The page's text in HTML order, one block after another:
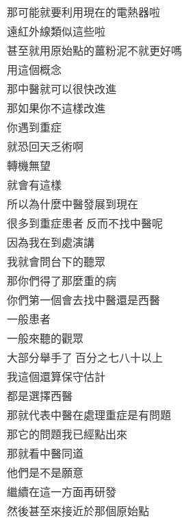
那可能就要利用現在的電熱器啦
遠紅外線類似這些啦
甚至就用原始點的薑粉泥不就更好嗎
用這個概念
那中醫就可以很快改進
那如果你不這樣改進
你遇到重症
就恐回天乏術啊
轉機無望
就會有這樣
所以為什麼中醫發展到現在
很多到重症患者 反而不找中醫呢
因為我在到處演講
我就會問台下的聽眾
那你們得了那麼重的病
你們第一個會去找中醫還是西醫
一般患者
一般來聽的觀眾
大部分舉手了 百分之七八十以上
我這個還算保守估計
都是選擇西醫
那就代表中醫在處理重症是有問題
那它的問題我已經點出來
那就看中醫同道
他們是不是願意
繼續在這一方面再研發
然後甚至來接近於那個原始點